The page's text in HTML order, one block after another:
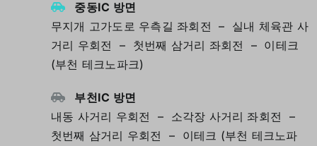
중동IC 방면
무지개 고가도로 우측길 좌회전 – 실내 체육관 사
거리 우회전 – 첫번째 삼거리 좌회전 – 이테크
(부천 테크노파크)
부천IC 방면
내동 사거리 우회전 – 소각장 사거리 좌회전 –
첫번째 삼거리 우회전 – 이테크 (부천 테크노파